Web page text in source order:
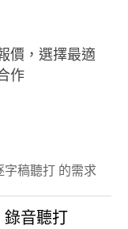
價，選擇最適
作
稿聽打 的需求
錄音聽打